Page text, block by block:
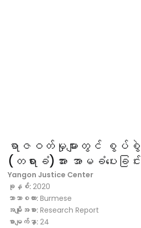
ရာဇဝတ်မှုများတွင် စွ
(တရားခံ)အား အာမခံပေးခြင်း
Yangon Justice Center
ခုနှစ်: 2020
ဘာသာစကား: Burmese
အမျိုးအစား: Research Report
စာမျက်နှာ: 24